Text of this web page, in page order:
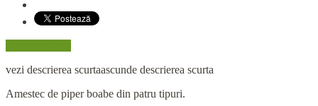
vezi descrierea scurtaascunde descrierea scurta
Amestec de piper boabe din patru tipuri.